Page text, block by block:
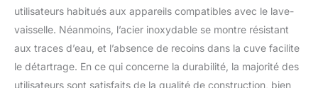
utilisateurs habitués aux appareils compatibles avec le lave-
vaisselle. Néanmoins, l’acier inoxydable se montre résistant
aux traces d’eau, et l’absence de recoins dans la cuve facilite
le détartrage. En ce qui concerne la durabilité, la majorité des
utilisateurs sont satisfaits de la qualité de construction, bien